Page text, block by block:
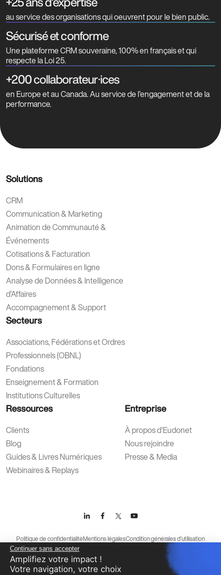
au service des organisations qui oeuvrent pour le bien public.
Sécurisé et conforme
Une plateforme CRM souveraine, 100% en français et qui
respecte la Loi 25.
+200 collaborateur⸱ices
en Europe et au Canada. Au service de l’engagement et de la
performance.
Solutions
CRM
Communication & Marketing
Animation de Communauté &
Événements
Cotisations & Facturation
Dons & Formulaires en ligne
Analyse de Données & Intelligence
d’Affaires
Accompagnement & Support
Secteurs
Associations, Fédérations et Ordres
Professionnels (OBNL)
Fondations
Enseignement & Formation
Institutions Culturelles
Ressources
Clients
Blog
Guides & Livres Numériques
Webinaires & Replays
Entreprise
À propos d’Eudonet
Nous rejoindre
Presse & Media
Politique de confidentialitéMentions légalesCondition générales d’utilisation
Continuer sans accepter
Amplifiez votre impact !
Votre navigation, votre choix